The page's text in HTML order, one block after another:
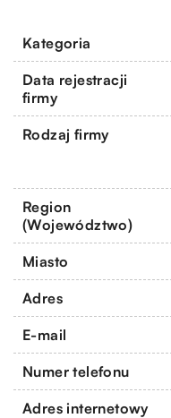
Kategoria
Data rejestracji
firmy
Rodzaj firmy
Region
(Województwo)
Miasto
Adres
E-mail
Numer telefonu
Adres internetowy